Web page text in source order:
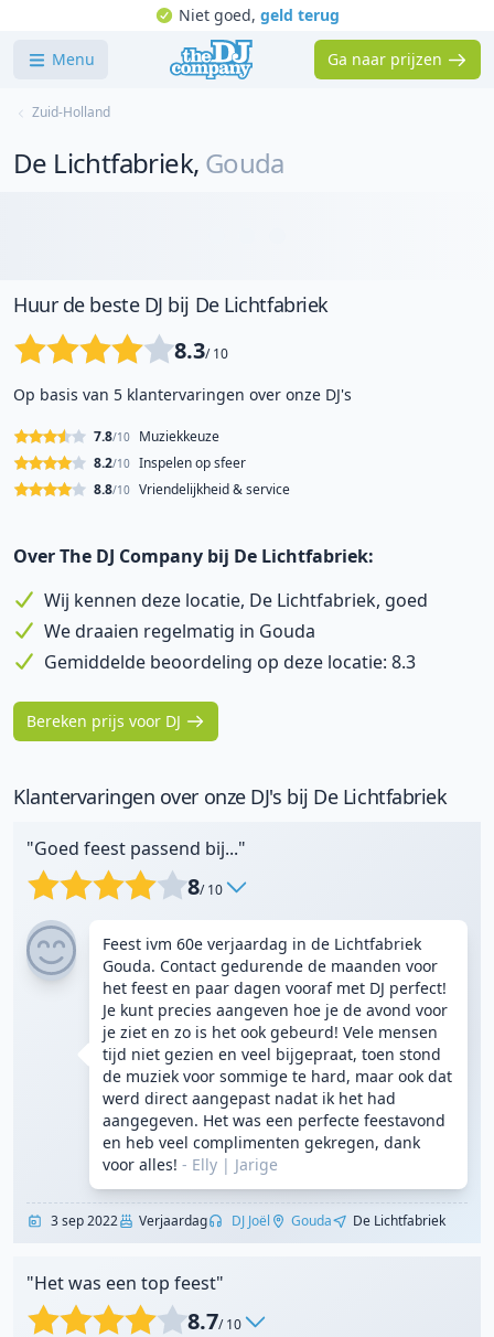
Niet goed, geld terug
Menu Ga naar prijzen
Zuid-Holland
De Lichtfabriek, Gouda
Huur de beste DJ bij De Lichtfabriek
8.3/ 10
Op basis van 5 klantervaringen over onze DJ's
Muziekkeuze
7.8/10
Inspelen op sfeer
8.2/10
Vriendelijkheid & service
8.8/10
Over The DJ Company bij De Lichtfabriek:
Wij kennen deze locatie, De Lichtfabriek, goed
We draaien regelmatig in Gouda
Gemiddelde beoordeling op deze locatie: 8.3
Bereken prijs voor DJ
Klantervaringen over onze DJ's bij De Lichtfabriek
"Goed feest passend bij..."
8/ 10
Feest ivm 60e verjaardag in de Lichtfabriek
Gouda. Contact gedurende de maanden voor
het feest en paar dagen vooraf met DJ perfect!
Je kunt precies aangeven hoe je de avond voor
je ziet en zo is het ook gebeurd! Vele mensen
tijd niet gezien en veel bijgepraat, toen stond
de muziek voor sommige te hard, maar ook dat
werd direct aangepast nadat ik het had
aangegeven. Het was een perfecte feestavond
en heb veel complimenten gekregen, dank
voor alles! - Elly | Jarige
3 sep 2022 Verjaardag DJ Joël Gouda De Lichtfabriek
"Het was een top feest"
8.7/ 10